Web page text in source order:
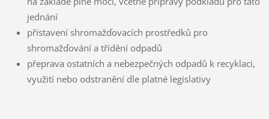
jednání
přistavení shromažďovacích prostředků pro
shromažďování a třídění odpadů
přeprava ostatních a nebezpečných odpadů k recyklaci,
využití nebo odstranění dle platné legislativy